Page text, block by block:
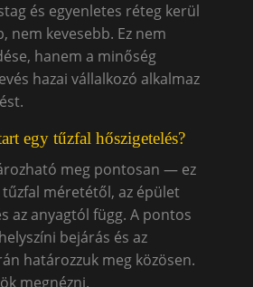
és egyenletes réteg kerül
kevesebb. Ez nem
hanem a minőség
hazai vállalkozó alkalmaz
egy tűzfal hőszigetelés?
meg pontosan — ez
méretétől, az épület
az anyagtól függ. A pontos
bejárás és az
határozzuk meg közösen.
megnézni.